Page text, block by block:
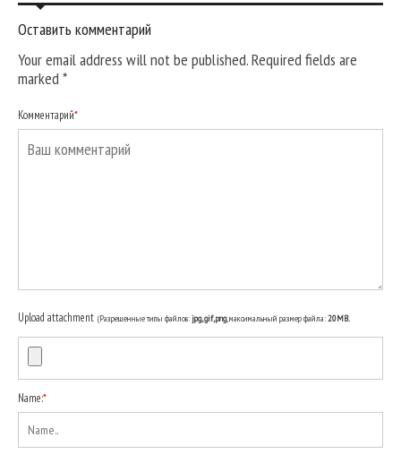
Оставить комментарий
Your email address will not be published. Required fields are
marked*
Комментарий*
Upload attachment (Разрешенные типы файлов:jpg, gif, png, максимальный размер файла:20MB.
Name:*